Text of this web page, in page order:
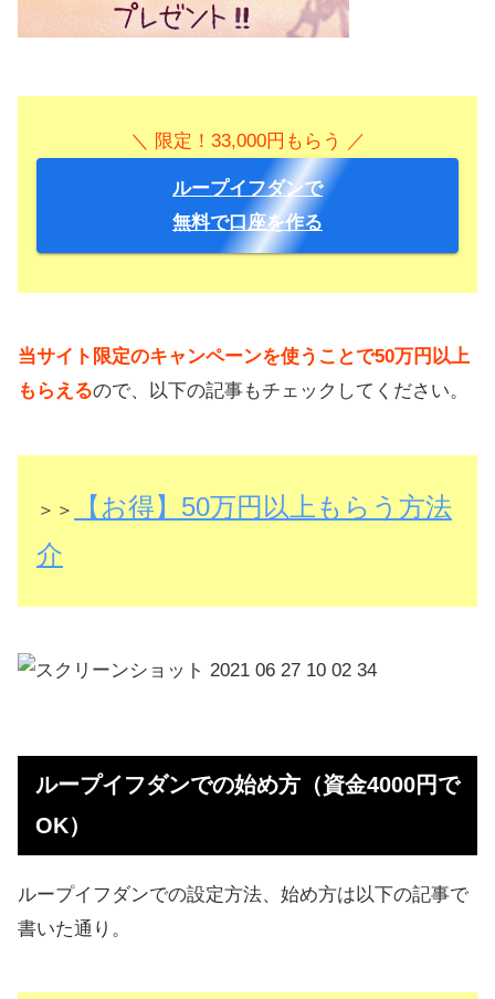
＼ 限定！33,000円もらう ／
ループイフダンで
無料で口座を作る
当サイト限定のキャンペーンを使うことで50万円以上
もらえるので、以下の記事もチェックしてください。
＞＞
【お得】50万円以上もらう方法
介
ループイフダンでの始め方（資金4000円で
OK）
ループイフダンでの設定方法、始め方は以下の記事で
書いた通り。